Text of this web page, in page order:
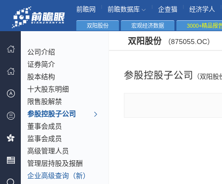
前瞻网 前瞻数据库 企查猫 经济学人
双阳股份 宏观经济数据 3000+精品报
公司介绍
证券简介
股本结构
十大股东明细
限售股解禁
参股控股子公司
董事会成员
监事会成员
高级管理人员
管理层持股及报酬
企业高级查询（新）
双阳股份 （875055.OC）
参股控股子公司 （双阳股